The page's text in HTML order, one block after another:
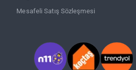
Mesafeli Satış Sözleşmesi